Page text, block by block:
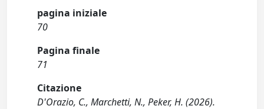
pagina iniziale
70
Pagina finale
71
Citazione
D'Orazio, C., Marchetti, N., Peker, H. (2026).